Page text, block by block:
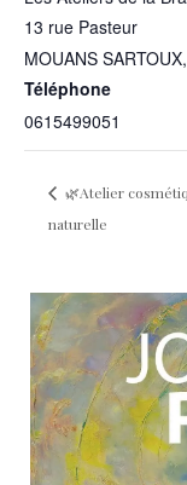
13 rue Pasteur
MOUANS SARTOUX,
Téléphone
0615499051
🌿Atelier
naturelle